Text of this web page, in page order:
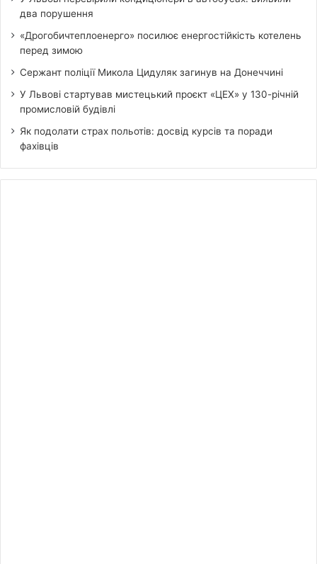
два порушення
«Дрогобичтеплоенерго» посилює енергостійкість котелень
перед зимою
Сержант поліції Микола Цидуляк загинув на Донеччині
У Львові стартував мистецький проєкт «ЦЕХ» у 130-річній
промисловій будівлі
Як подолати страх польотів: досвід курсів та поради
фахівців